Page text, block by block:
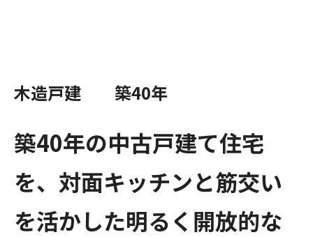
木造戸建 築40年
築40年の中古戸建て住宅
を、対面キッチンと筋交い
を活かした明るく開放的な